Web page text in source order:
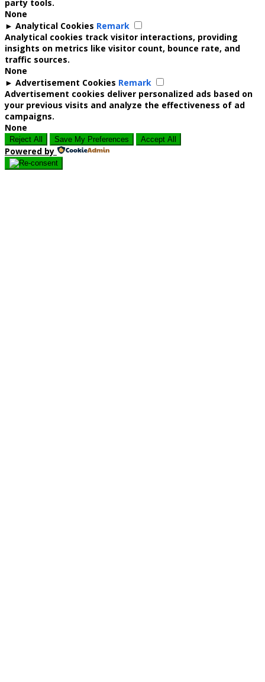
party tools.
None
► Analytical Cookies Remark
Analytical cookies track visitor interactions, providing
insights on metrics like visitor count, bounce rate, and
traffic sources.
None
► Advertisement Cookies Remark
Advertisement cookies deliver personalized ads based on
your previous visits and analyze the effectiveness of ad
campaigns.
None
Reject All Save My Preferences Accept All
Powered by